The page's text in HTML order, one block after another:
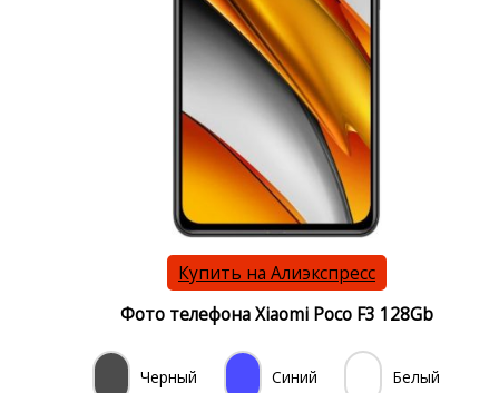
Купить на Алиэкспресс
Фото телефона Xiaomi Poco F3 128Gb
Черный Синий Белый